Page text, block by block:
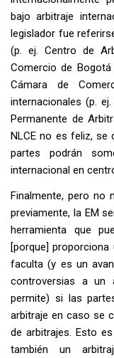
bajo arbitraje
legislador fue
(p. ej. Centro de
Comercio de
Cámara de
internacionales (p.
Permanente de
NLCE no es feliz, se
partes podrán
internacional en
Finalmente, pero no
previamente, la EM
herramienta que
[porque] proporciona
faculta (y es un
controversias a un
permite) si las
arbitraje en caso se
de arbitrajes. Esto
también un